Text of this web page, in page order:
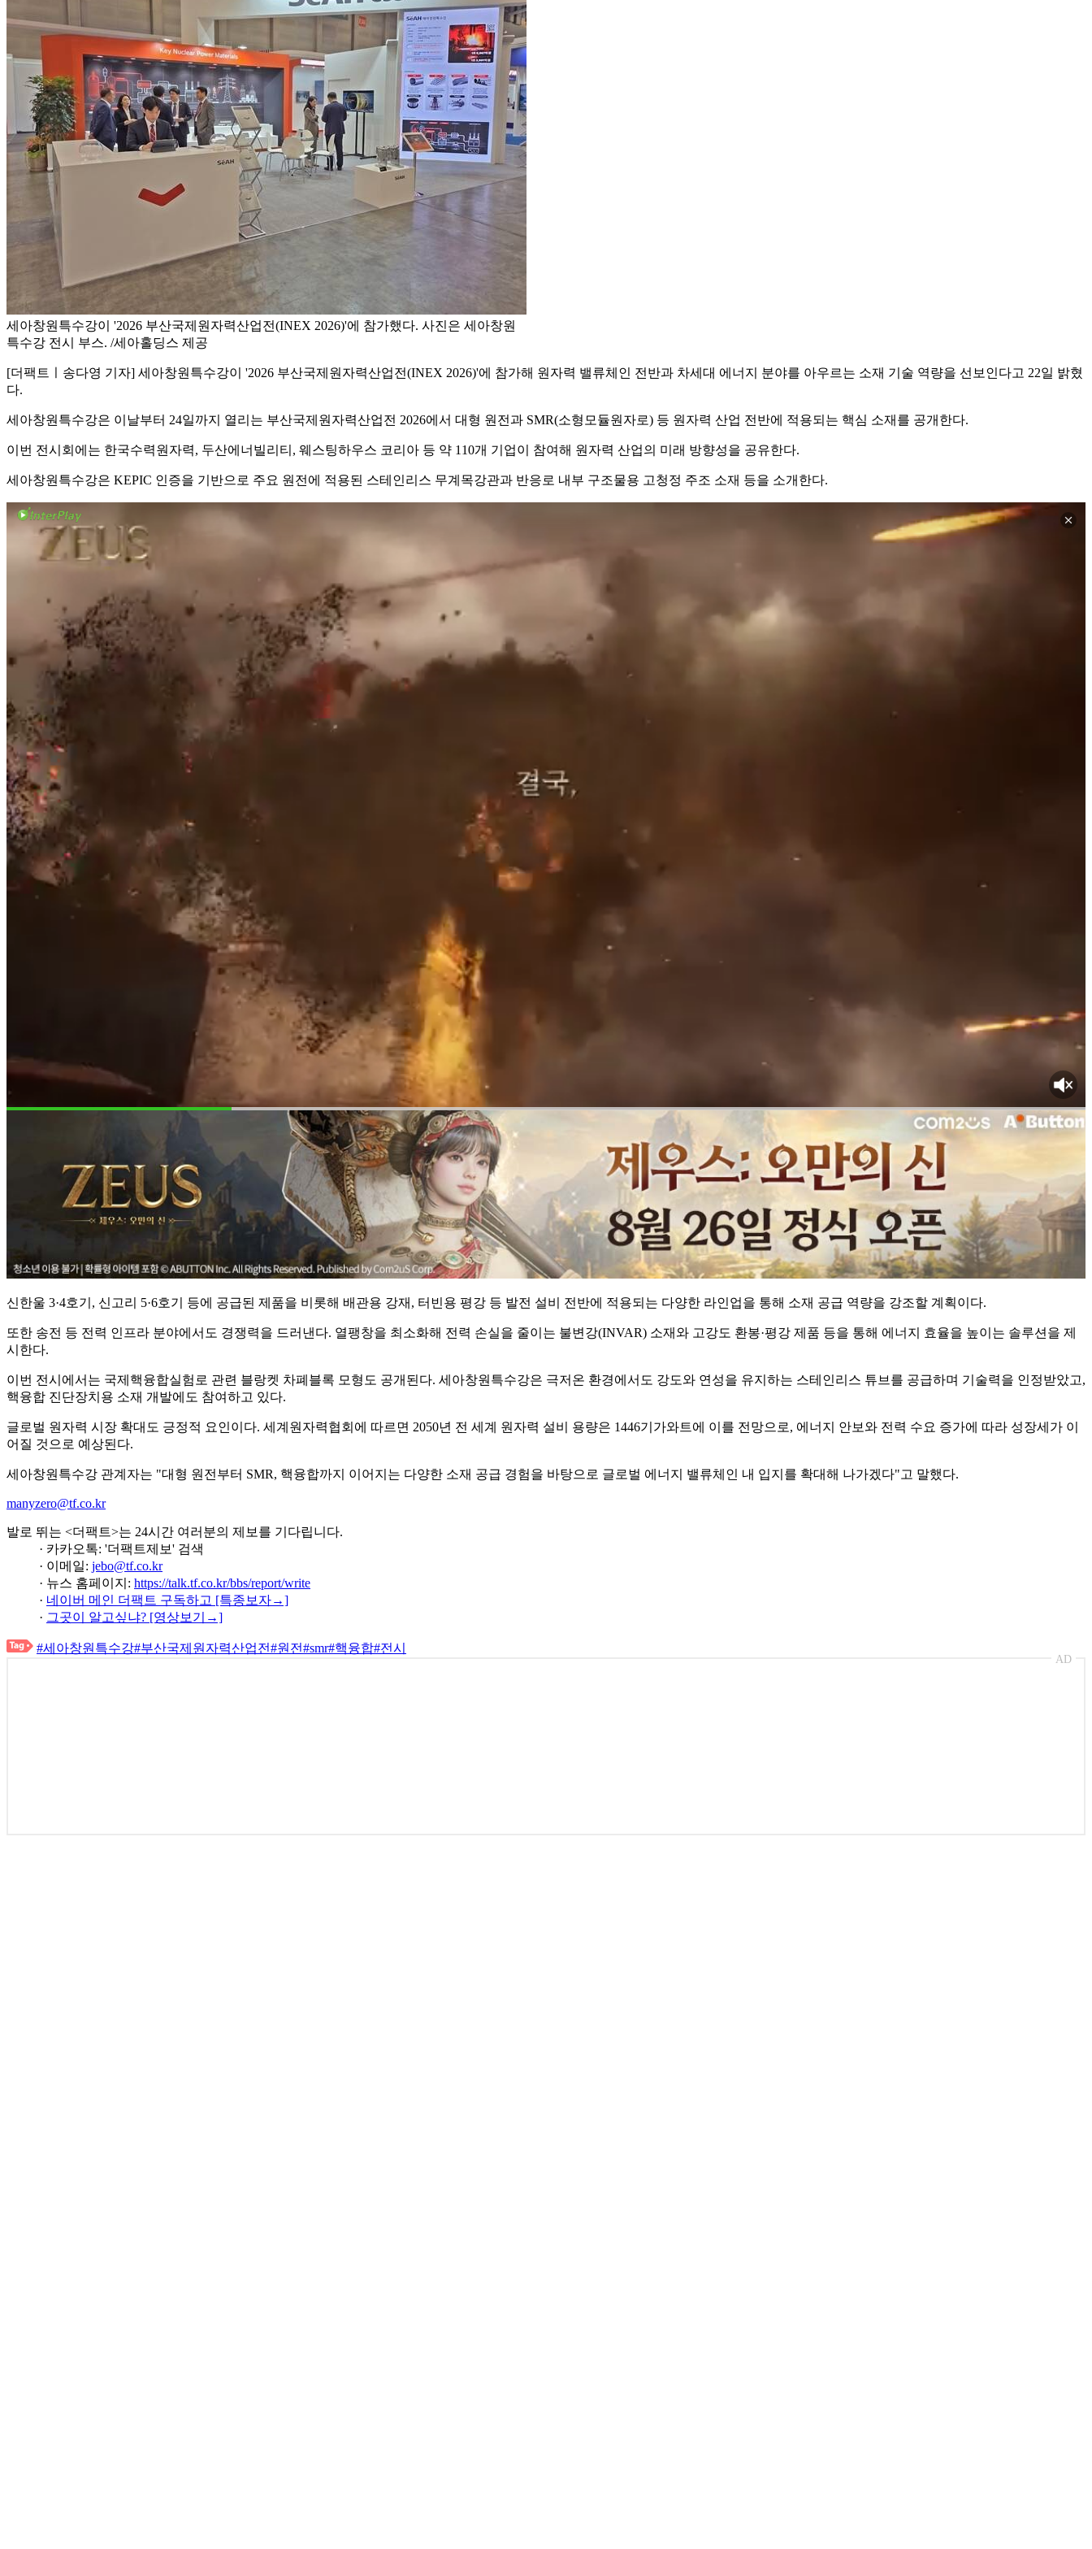
세아창원특수강이 '2026 부산국제원자력산업전(INEX 2026)'에 참가했다. 사진은 세아창원
특수강 전시 부스. /세아홀딩스 제공
[더팩트ㅣ송다영 기자] 세아창원특수강이 '2026 부산국제원자력산업전(INEX 2026)'에 참가해 원자력 밸류체인 전반과 차세대 에너지 분야를 아우르는 소재 기술 역량을 선보인다고 22일 밝혔
다.
세아창원특수강은 이날부터 24일까지 열리는 부산국제원자력산업전 2026에서 대형 원전과 SMR(소형모듈원자로) 등 원자력 산업 전반에 적용되는 핵심 소재를 공개한다.
이번 전시회에는 한국수력원자력, 두산에너빌리티, 웨스팅하우스 코리아 등 약 110개 기업이 참여해 원자력 산업의 미래 방향성을 공유한다.
세아창원특수강은 KEPIC 인증을 기반으로 주요 원전에 적용된 스테인리스 무계목강관과 반응로 내부 구조물용 고청정 주조 소재 등을 소개한다.
신한울 3·4호기, 신고리 5·6호기 등에 공급된 제품을 비롯해 배관용 강재, 터빈용 평강 등 발전 설비 전반에 적용되는 다양한 라인업을 통해 소재 공급 역량을 강조할 계획이다.
또한 송전 등 전력 인프라 분야에서도 경쟁력을 드러낸다. 열팽창을 최소화해 전력 손실을 줄이는 불변강(INVAR) 소재와 고강도 환봉·평강 제품 등을 통해 에너지 효율을 높이는 솔루션을 제
시한다.
이번 전시에서는 국제핵융합실험로 관련 블랑켓 차폐블록 모형도 공개된다. 세아창원특수강은 극저온 환경에서도 강도와 연성을 유지하는 스테인리스 튜브를 공급하며 기술력을 인정받았고,
핵융합 진단장치용 소재 개발에도 참여하고 있다.
글로벌 원자력 시장 확대도 긍정적 요인이다. 세계원자력협회에 따르면 2050년 전 세계 원자력 설비 용량은 1446기가와트에 이를 전망으로, 에너지 안보와 전력 수요 증가에 따라 성장세가 이
어질 것으로 예상된다.
세아창원특수강 관계자는 "대형 원전부터 SMR, 핵융합까지 이어지는 다양한 소재 공급 경험을 바탕으로 글로벌 에너지 밸류체인 내 입지를 확대해 나가겠다"고 말했다.
manyzero@tf.co.kr
발로 뛰는 <더팩트>는 24시간 여러분의 제보를 기다립니다.
· 카카오톡: '더팩트제보' 검색
· 이메일: jebo@tf.co.kr
· 뉴스 홈페이지: https://talk.tf.co.kr/bbs/report/write
· 네이버 메인 더팩트 구독하고 [특종보자→]
· 그곳이 알고싶냐? [영상보기→]
#세아창원특수강#부산국제원자력산업전#원전#smr#핵융합#전시
AD